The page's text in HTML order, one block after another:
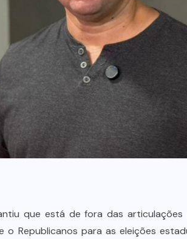
que está de fora das
Republicanos para as eleições